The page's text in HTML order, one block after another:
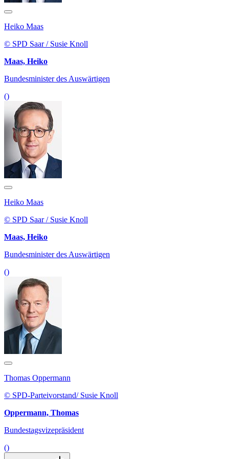
Heiko Maas
© SPD Saar / Susie Knoll
Maas, Heiko
Bundesminister des Auswärtigen
()
Heiko Maas
© SPD Saar / Susie Knoll
Maas, Heiko
Bundesminister des Auswärtigen
()
Thomas Oppermann
© SPD-Parteivorstand/ Susie Knoll
Oppermann, Thomas
Bundestagsvizepräsident
()